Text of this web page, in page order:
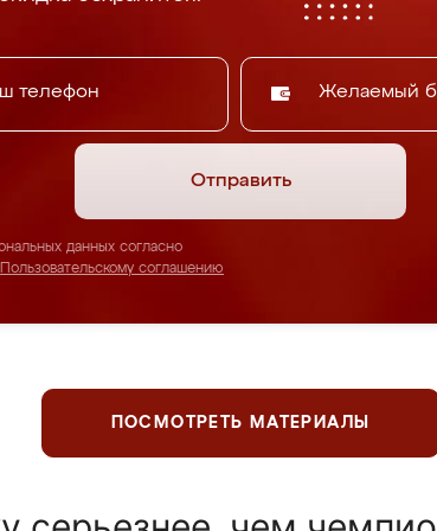
Желаемый
Отправить
данных согласно
Пользовательскому соглашению
ПОСМОТРЕТЬ МАТЕРИАЛЫ